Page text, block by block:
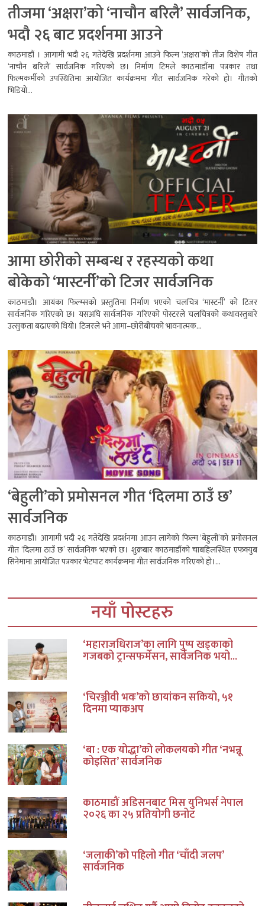
तीजमा ‘अक्षरा’को ‘नाचौन बरिलै’ सार्वजनिक,
भदौ २६ बाट प्रदर्शनमा आउने
काठमाडौं । आगामी भदौ २६ गतेदेखि प्रदर्शनमा आउने फिल्म ‘अक्षरा’को तीज विशेष गीत
‘नाचौन बरिलै’ सार्वजनिक गरिएको छ। निर्माण टिमले काठमाडौंमा पत्रकार तथा
फिल्मकर्मीको उपस्थितिमा आयोजित कार्यक्रममा गीत सार्वजनिक गरेको हो। गीतको
भिडियो...
आमा छोरीको सम्बन्ध र रहस्यको कथा
बोकेको ‘मास्टर्नी’को टिजर सार्वजनिक
काठमाडौं। आयंका फिल्म्सको प्रस्तुतिमा निर्माण भएको चलचित्र ‘मास्टर्नी’ को टिजर
सार्वजनिक गरिएको छ। यसअघि सार्वजनिक गरिएको पोस्टरले चलचित्रको कथावस्तुबारे
उत्सुकता बढाएको थियो। टिजरले भने आमा–छोरीबीचको भावनात्मक...
‘बेहुली’को प्रमोसनल गीत ‘दिलमा ठाउँ छ’
सार्वजनिक
काठमाडौं। आगामी भदौ २६ गतेदेखि प्रदर्शनमा आउन लागेको फिल्म ‘बेहुली’को प्रमोसनल
गीत ‘दिलमा ठाउँ छ’ सार्वजनिक भएको छ। शुक्रबार काठमाडौंको चाबहिलस्थित एफक्युब
सिनेमामा आयोजित पत्रकार भेटघाट कार्यक्रममा गीत सार्वजनिक गरिएको हो।...
नयाँ पोस्टहरु
‘महाराजधिराज’का लागि पुष्प खड्काको
गजबको ट्रान्सफर्मेसन, सार्वजनिक भयो...
‘चिरञ्जीवी भवः’को छायांकन सकियो, ५१
दिनमा प्याकअप
‘बा : एक योद्धा’को लोकलयको गीत ‘नभन्नू
कोइसित’ सार्वजनिक
काठमाडौं अडिसनबाट मिस युनिभर्स नेपाल
२०२६ का २५ प्रतियोगी छनोट
‘जलाकी’को पहिलो गीत ‘चाँदी जलप’
सार्वजनिक